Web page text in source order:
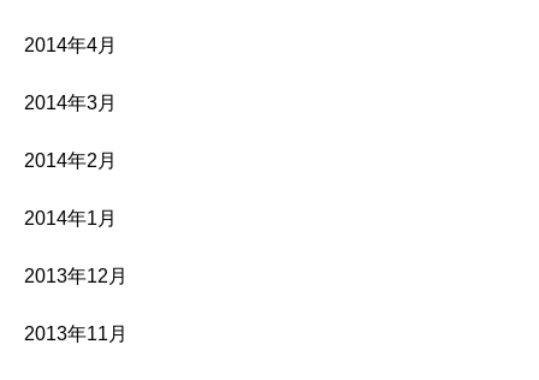
2014年4月
2014年3月
2014年2月
2014年1月
2013年12月
2013年11月